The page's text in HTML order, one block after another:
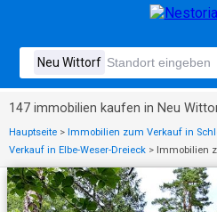
147 immobilien kaufen in Neu
Hauptseite > Immobilien zum Verkauf in
Verkauf in Elbe-Weser-Dreieck > Immobilien